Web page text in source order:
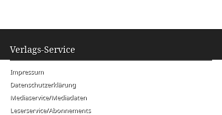
Verlags-Service
Impressum
Datenschutzerklärung
Mediaservice/Mediadaten
Leserservice/Abonnements